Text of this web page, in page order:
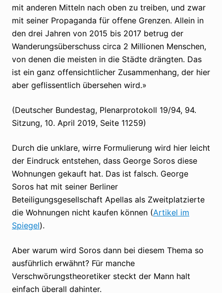
mit anderen Mitteln nach oben zu treiben, und zwar
mit seiner Propaganda für offene Grenzen. Allein in
den drei Jahren von 2015 bis 2017 betrug der
Wanderungsüberschuss circa 2 Millionen Menschen,
von denen die meisten in die Städte drängten. Das
ist ein ganz offensichtlicher Zusammenhang, der hier
aber geflissentlich übersehen wird.»
(Deutscher Bundestag, Plenarprotokoll 19/94, 94.
Sitzung, 10. April 2019, Seite 11259)
Durch die unklare, wirre Formulierung wird hier leicht
der Eindruck entstehen, dass George Soros diese
Wohnungen gekauft hat. Das ist falsch. George
Soros hat mit seiner Berliner
Beteiligungsgesellschaft Apellas als Zweitplatzierte
die Wohnungen nicht kaufen können (Artikel im
Spiegel).
Aber warum wird Soros dann bei diesem Thema so
ausführlich erwähnt? Für manche
Verschwörungstheoretiker steckt der Mann halt
einfach überall dahinter.